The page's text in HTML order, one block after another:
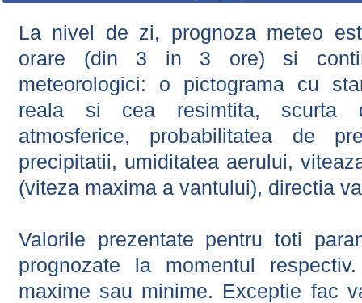
La nivel de zi, prognoza meteo
orare (din 3 in 3 ore) si
meteorologici: o pictograma cu
reala si cea resimtita, scurta
atmosferice, probabilitatea de
precipitatii, umiditatea aerului,
(viteza maxima a vantului), directia
Valorile prezentate pentru toti
prognozate la momentul
maxime sau minime. Exceptie fac